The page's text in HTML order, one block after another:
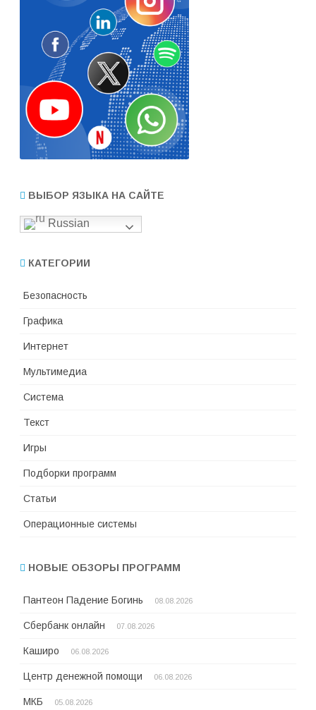
ВЫБОР ЯЗЫКА НА САЙТЕ
Russian
КАТЕГОРИИ
Безопасность
Графика
Интернет
Мультимедиа
Система
Текст
Игры
Подборки программ
Статьи
Операционные системы
НОВЫЕ ОБЗОРЫ ПРОГРАММ
Пантеон Падение Богинь 08.08.2026
Сбербанк онлайн 07.08.2026
Каширо 06.08.2026
Центр денежной помощи 06.08.2026
МКБ 05.08.2026